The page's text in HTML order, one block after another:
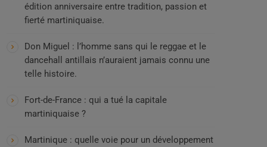
édition anniversaire entre tradition, passion et
fierté martiniquaise.
Don Miguel : l’homme sans qui le reggae et le
dancehall antillais n’auraient jamais connu une
telle histoire.
Fort-de-France : qui a tué la capitale
martiniquaise ?
Martinique : quelle voie pour un développement